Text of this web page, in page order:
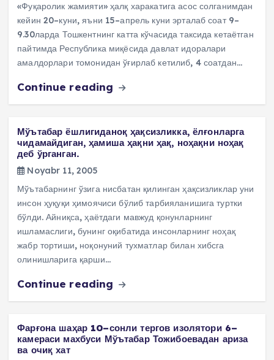
«Фуқаролик жамияти» ҳалқ харакатига асос солганимдан
кейин 20–куни, яъни 15–апрель куни эрталаб соат 9–
9.30ларда Тошкентнинг катта кўчасида таксида кетаётган
пайтимда Республика миқёсида давлат идоралари
амалдорлари томонидан ўғирлаб кетилиб, 4 соатдан…
Continue reading
Мўътабар ёшлигиданоқ ҳақсизликка, ёлғонларга
чидамайдиган, ҳамиша ҳақни ҳақ, ноҳақни ноҳақ
деб ўрганган.
Noyabr 11, 2005
Мўътабарнинг ўзига нисбатан қилинган ҳақсизликлар уни
инсон ҳуқуқи ҳимоячиси бўлиб тарбияланишига туртки
бўлди. Айниқса, ҳаётдаги мавжуд қонунларнинг
ишламаслиги, бунинг оқибатида инсонларнинг ноҳақ
жабр тортиши, ноқонуний тухматлар билан хибсга
олинишларига қарши…
Continue reading
Фарғона шаҳар 10–сонли тергов изолятори 6–
камераси махбуси Мўътабар Тожибоевадан ариза
ва очиқ хат